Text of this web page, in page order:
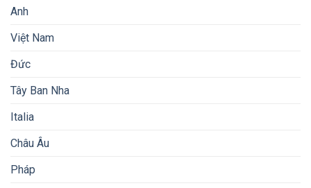
Anh
Việt Nam
Đức
Tây Ban Nha
Italia
Châu Âu
Pháp